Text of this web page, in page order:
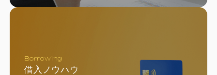
Borrowing
借入ノウハウ